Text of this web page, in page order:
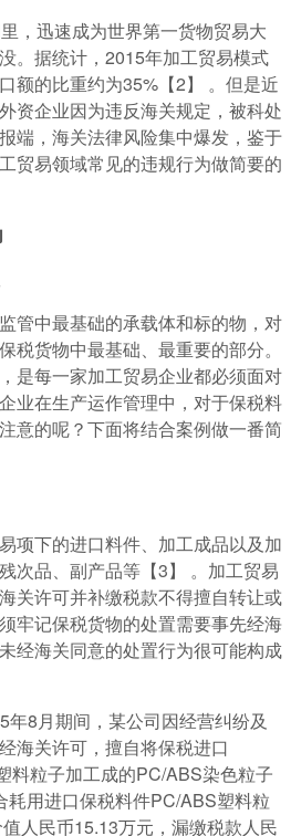
，迅速成为世界第一货物贸易大
。据统计，2015年加工贸易模式
额的比重约为35%【2】 。但是近
资企业因为违反海关规定，被科处
端，海关法律风险集中爆发，鉴于
贸易领域常见的违规行为做简要的
管中最基础的承载体和标的物，对
税货物中最基础、最重要的部分。
是每一家加工贸易企业都必须面对
业在生产运作管理中，对于保税料
意的呢？下面将结合案例做一番简
项下的进口料件、加工成品以及加
次品、副产品等【3】 。加工贸易
关许可并补缴税款不得擅自转让或
牢记保税货物的处置需要事先经海
经海关同意的处置行为很可能构成
8月期间，某公司因经营纠纷及
海关许可，擅自将保税进口
料粒子加工成的PC/ABS染色粒子
用进口保税料件PC/ABS塑料粒
人民币15.13万元，漏缴税款人民